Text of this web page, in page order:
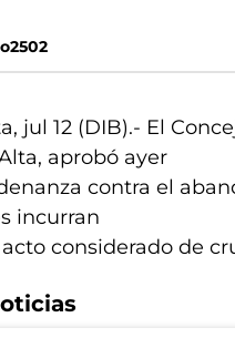
jul 12 (DIB).- El
aprobó ayer
contra el
incurran
considerado de